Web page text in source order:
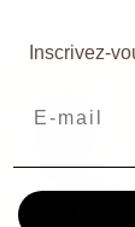
Inscrivez-